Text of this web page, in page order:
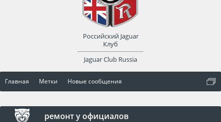
Главная Метки Новые сообщения
ремонт у официалов
Российский Jaguar
Клуб
Jaguar Club Russia
оват